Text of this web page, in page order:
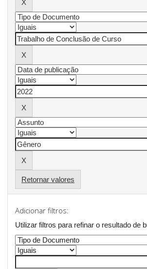
Retornar valores
Adicionar filtros:
Utilizar filtros para refinar o resultado de